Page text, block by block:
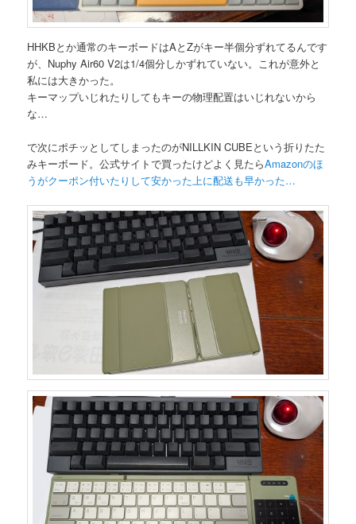
HHKBとか通常のキーボードはAとZがキー半個分ずれてるんです
が、Nuphy Air60 V2は1/4個分しかずれていない。これが意外と
私には大きかった。
キーマップいじれたりしてもキーの物理配置はいじれないから
な…
で次にポチッとしてしまったのがNILLKIN CUBEという折りたた
みキーボード。公式サイトで買ったけどよく見たらAmazonのほ
うがクーポン付いたりして安かった上に配送も早かった…